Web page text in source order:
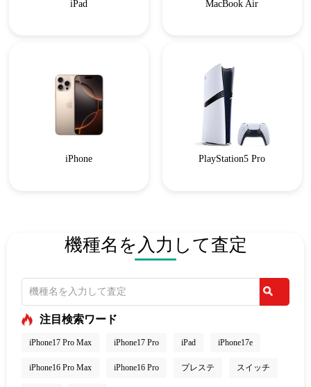
iPad MacBook Air
iPhone PlayStation5 Pro
機種名を入力して査定
注目検索ワード
iPhone17 Pro Max iPhone17 Pro iPad iPhone17e
iPhone16 Pro Max iPhone16 Pro プレステ スイッチ